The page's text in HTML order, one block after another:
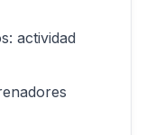
actividad